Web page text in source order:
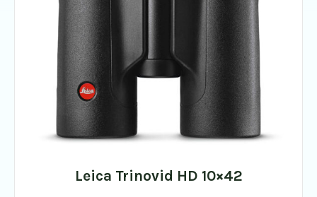
Leica Trinovid HD 10×42